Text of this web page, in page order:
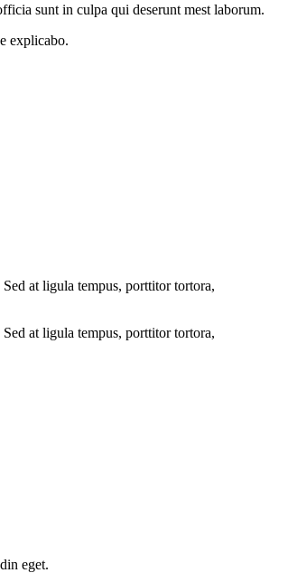
sunt in culpa qui deserunt mest laborum.
explicabo.
at ligula tempus, porttitor tortora,
at ligula tempus, porttitor tortora,
eget.